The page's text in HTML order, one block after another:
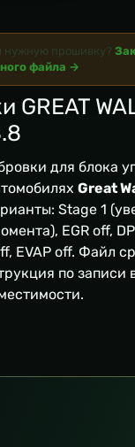
нужную прошивку?
файла →
GREAT
для блока
Great
Stage 1
EGR off,
EVAP off. Файл
по записи